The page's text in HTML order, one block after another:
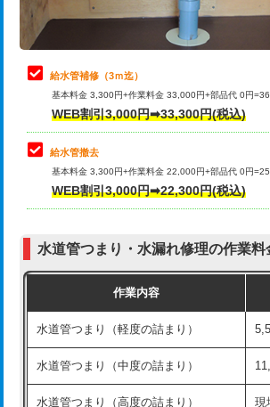
排水管工事（追加 排水管工事/3ｍ超
マス交換（土の掘削・埋め戻し作業）
マス交換（深さ50㎝未満）
マス交換（深さ50㎝以上）
コンクリート斫り（厚さ10㎝まで）
モルタル補修（厚さ10㎝超え）
洗面台設置
化粧台設置
理・調整・分解・加工など（軽作業）
止水・漏水調査・防水処理・清掃・修
理・調整・分解・加工など（中作業）
止水・漏水調査・防水処理・清掃・修
理・調整・分解・加工など（重作業）
その他部品の脱着
交換・取付（タンク）
式）)
式・ワンホール）)
交換・取付(排水栓・排水トラップ
給水管補修（3ｍ迄）
基本料金 3,300円+作業料金 33,000円+部品代 0円
WEB割引3,000円➡33,300円(税込)
給水管撤去
基本料金 3,300円+作業料金 22,000円+部品代 0円
WEB割引3,000円➡22,300円(税込)
水道管つまり・水漏れ修理の作業料
作業内容
水道管つまり（軽度の詰まり）
水道管つまり（中度の詰まり）
水道管つまり（高度の詰まり） 現